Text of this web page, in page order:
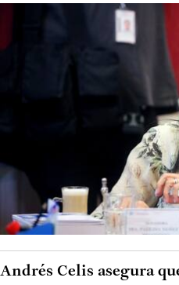
Andrés Celis asegura